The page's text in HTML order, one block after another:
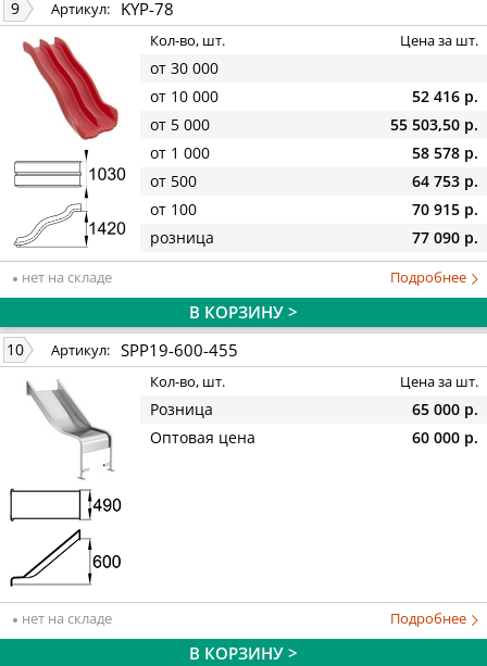
9 Артикул: KYP-78
Кол-во, шт. Цена за шт.
от 30 000
от 10 000
52 416 р.
от 5 000
55 503,50 р.
от 1 000
58 578 р.
от 500
64 753 р.
от 100
70 915 р.
розница
77 090 р.
нет на складе Подробнее
В КОРЗИНУ >
10 Артикул: SPP19-600-455
Кол-во, шт. Цена за шт.
Розница
65 000 р.
Оптовая цена
60 000 р.
нет на складе Подробнее
В КОРЗИНУ >